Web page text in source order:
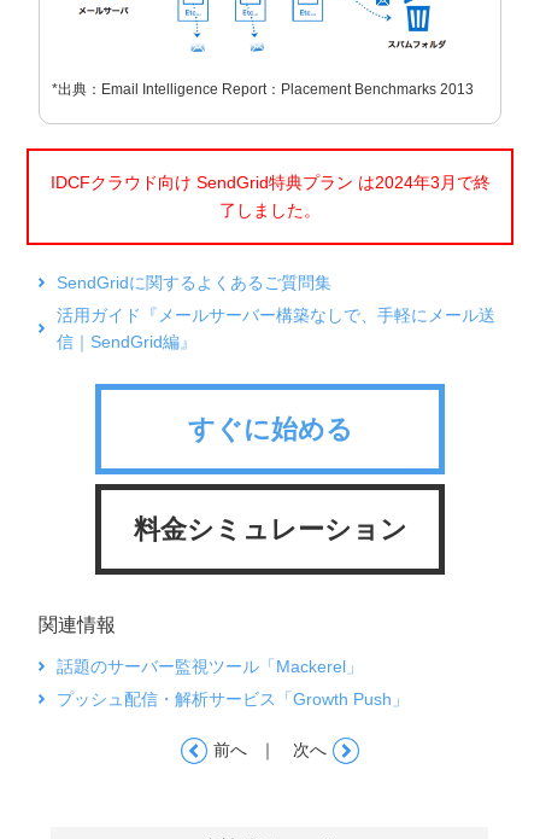
*出典：Email Intelligence Report：Placement Benchmarks 2013
IDCFクラウド向け SendGrid特典プラン は2024年3月で終
了しました。
SendGridに関するよくあるご質問集
活用ガイド『メールサーバー構築なしで、手軽にメール送
信｜SendGrid編』
すぐに始める
料金シミュレーション
関連情報
話題のサーバー監視ツール「Mackerel」
プッシュ配信・解析サービス「Growth Push」
前へ ｜ 次へ